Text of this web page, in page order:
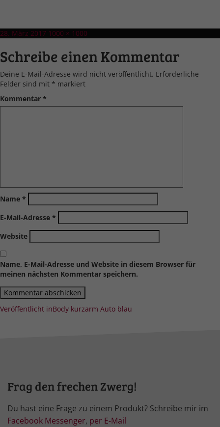
Veröffentlicht
28. März 2017 Volle
1000 × 1000
Schreibe einen Kommentar
Deine E-Mail-Adresse wird nicht veröffentlicht. Erforderliche
Felder sind mit * markiert
Kommentar *
Name *
E-Mail-Adresse *
Website
Name, E-Mail-Adresse und Website in diesem Browser für
meinen nächsten Kommentar speichern.
Beitragsnavigation
Veröffentlicht inBody kurzarm Auto blau
Frag den frechen Zwerg!
Du hast eine Frage zu einem Produkt? Schreibe mir im
Facebook Messenger, per E-Mail